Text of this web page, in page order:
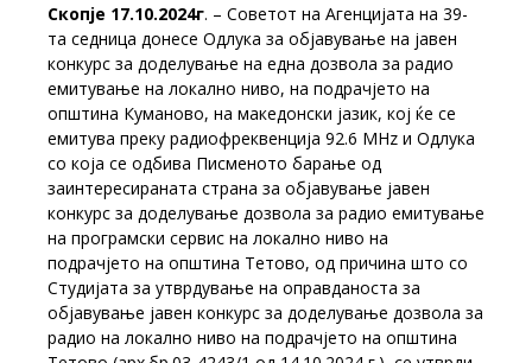
Скопје 17.10.2024г. – Советот на Агенцијата на 39-
та седница донесе Одлука за објавување на јавен
конкурс за доделување на една дозвола за радио
емитување на локално ниво, на подрачјето на
општина Куманово, на македонски јазик, кој ќе се
емитува преку радиофреквенција 92.6 МHz и Одлука
со која се одбива Писменото барање од
заинтересираната страна за објавување јавен
конкурс за доделување дозвола за радио емитување
на програмски сервис на локално ниво на
подрачјето на општина Тетово, од причина што со
Студијата за утврдување на оправданоста за
објавување јавен конкурс за доделување дозвола за
радио на локално ниво на подрачјето на општина